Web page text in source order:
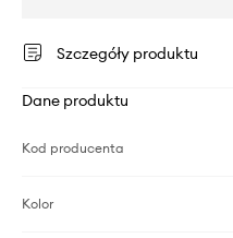
Szczegóły produktu
Dane produktu
Kod producenta
Kolor